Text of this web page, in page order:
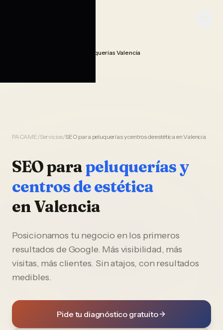
Seo Posicionamiento Peluquerias Valencia
PACAME/Servicios/SEO para peluquerías y centros de estética en Valencia
SEOparapeluquerías y
centros de estética
enValencia
Posicionamos tu negocio en los primeros
resultados de Google. Más visibilidad, más
visitas, más clientes. Sin atajos, con resultados
medibles.
Pide tu diagnóstico gratuito